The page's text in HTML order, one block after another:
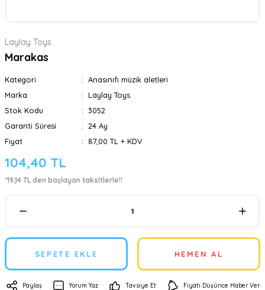
Laylay Toys
Marakas
Kategori
Anasınıfı müzik aletleri
Marka
Laylay Toys
Stok Kodu
3052
Garanti Süresi
24 Ay
Fiyat
87,00 TL + KDV
104,40 TL
*19,14 TL den başlayan taksitlerle!!
SEPETE EKLE HEMEN AL
Paylaş Yorum Yaz Tavsiye Et Fiyatı Düşünce Haber Ver